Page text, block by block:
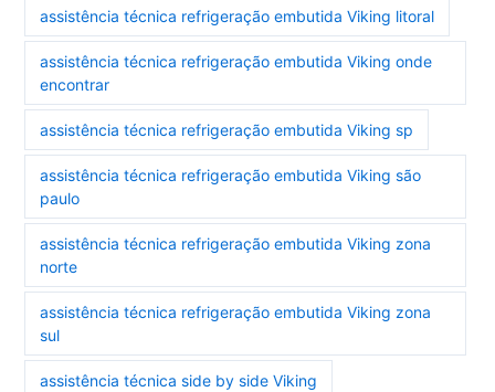
assistência técnica refrigeração embutida Viking litoral
assistência técnica refrigeração embutida Viking onde
encontrar
assistência técnica refrigeração embutida Viking sp
assistência técnica refrigeração embutida Viking são
paulo
assistência técnica refrigeração embutida Viking zona
norte
assistência técnica refrigeração embutida Viking zona
sul
assistência técnica side by side Viking